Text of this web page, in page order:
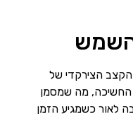
השמש
הצירקדי של
החשיכה, מה שמסמן
לאור כשמגיע הזמן